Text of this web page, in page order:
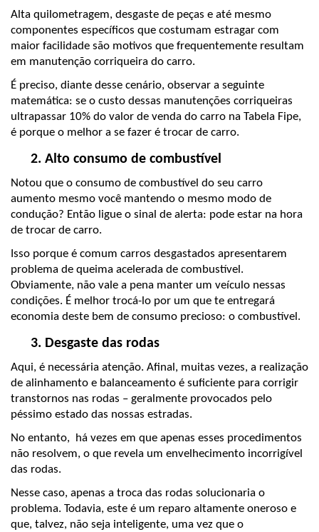
Alta quilometragem, desgaste de peças e até mesmo
componentes específicos que costumam estragar com
maior facilidade são motivos que frequentemente resultam
em manutenção corriqueira do carro.
É preciso, diante desse cenário, observar a seguinte
matemática: se o custo dessas manutenções corriqueiras
ultrapassar 10% do valor de venda do carro na Tabela Fipe,
é porque o melhor a se fazer é trocar de carro.
Alto consumo de combustível
Notou que o consumo de combustível do seu carro
aumento mesmo você mantendo o mesmo modo de
condução? Então ligue o sinal de alerta: pode estar na hora
de trocar de carro.
Isso porque é comum carros desgastados apresentarem
problema de queima acelerada de combustível.
Obviamente, não vale a pena manter um veículo nessas
condições. É melhor trocá-lo por um que te entregará
economia deste bem de consumo precioso: o combustível.
Desgaste das rodas
Aqui, é necessária atenção. Afinal, muitas vezes, a realização
de alinhamento e balanceamento é suficiente para corrigir
transtornos nas rodas – geralmente provocados pelo
péssimo estado das nossas estradas.
No entanto,  há vezes em que apenas esses procedimentos
não resolvem, o que revela um envelhecimento incorrigível
das rodas.
Nesse caso, apenas a troca das rodas solucionaria o
problema. Todavia, este é um reparo altamente oneroso e
que, talvez, não seja inteligente, uma vez que o